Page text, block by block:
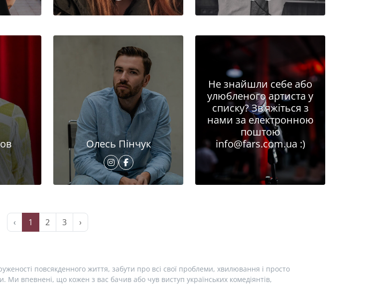
Олесь Пінчук
Не знайшли себе або
улюбленого артиста у
списку? Зв'яжіться з
нами за електронною
поштою
info@fars.com.ua :)
‹ 1 2 3 ›
повсякденного життя, забути про всі свої проблеми, хвилювання і просто
впевнені, що кожен з вас бачив або чув виступ українських комедіянтів,